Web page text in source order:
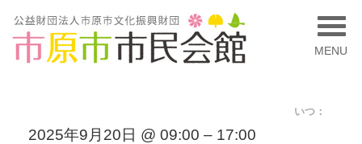
MENU
いつ：
2025年9月20日 @ 09:00 – 17:00